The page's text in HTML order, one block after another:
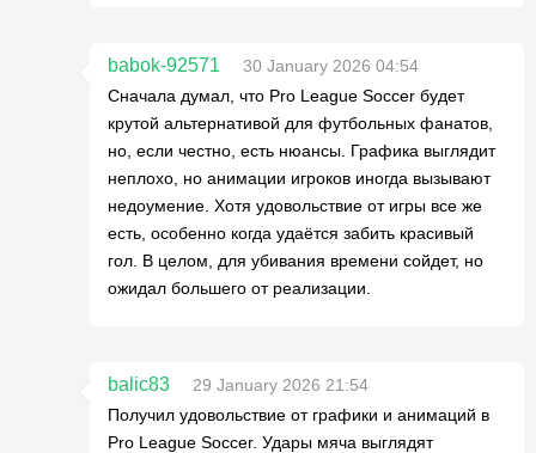
babok-92571
30 January 2026 04:54
Сначала думал, что Pro League Soccer будет
крутой альтернативой для футбольных фанатов,
но, если честно, есть нюансы. Графика выглядит
неплохо, но анимации игроков иногда вызывают
недоумение. Хотя удовольствие от игры все же
есть, особенно когда удаётся забить красивый
гол. В целом, для убивания времени сойдет, но
ожидал большего от реализации.
balic83
29 January 2026 21:54
Получил удовольствие от графики и анимаций в
Pro League Soccer. Удары мяча выглядят